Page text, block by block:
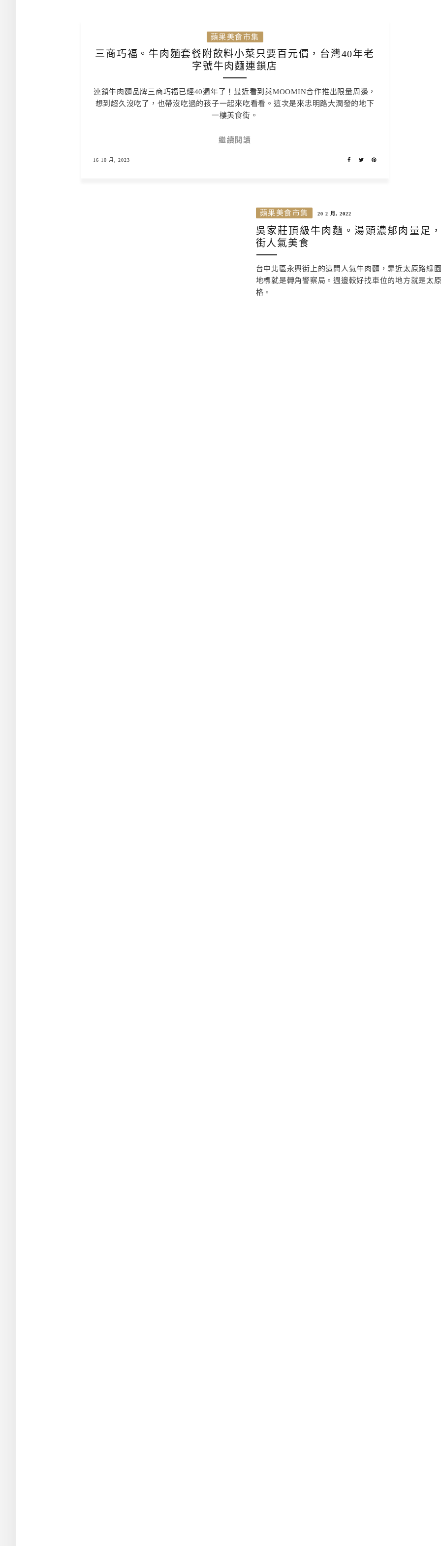
蘋果美食市集
三商巧福。牛肉麵套餐附飲料小菜只要百元價，台灣40年老
字號牛肉麵連鎖店
連鎖牛肉麵品牌三商巧福已經40週年了！最近看到與MOOMIN合作推出限量周邊，
想到超久沒吃了，也帶沒吃過的孩子一起來吃看看。這次是來忠明路大潤發的地下
一樓美食街。
繼續閱讀
16 10 月, 2023
蘋果美食市集 20 2 月, 2022
吳家莊頂級牛肉麵。湯頭濃郁肉量足
街人氣美食
台中北區永興街上的這間人氣牛肉麵，靠近太原路綠
地標就是轉角警察局。週邊較好找車位的地方就是太
格。